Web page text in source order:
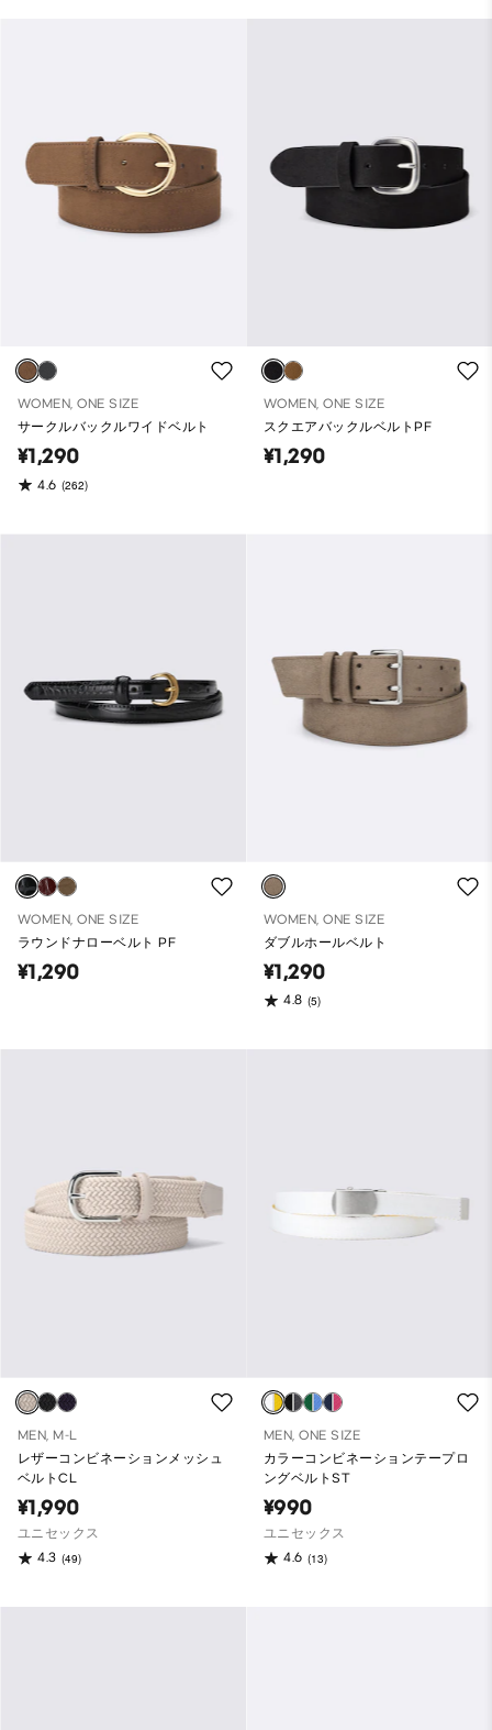
WOMEN, ONE SIZE
サークルバックルワイドベルト
¥1,290
4.6 (262)
WOMEN, ONE SIZE
スクエアバックルベルトPF
¥1,290
WOMEN, ONE SIZE
ラウンドナローベルト PF
¥1,290
WOMEN, ONE SIZE
ダブルホールベルト
¥1,290
4.8 (5)
MEN, M-L
レザーコンビネーションメッシュ
ベルトCL
¥1,990
ユニセックス
4.3 (49)
MEN, ONE SIZE
カラーコンビネーションテープロ
ングベルトST
¥990
ユニセックス
4.6 (13)